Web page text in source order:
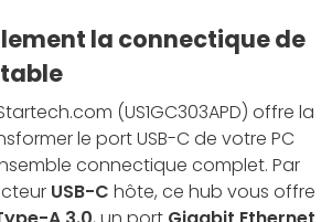
la connectique de
(US1GC303APD) offre la
le port USB-C de votre PC
connectique complet. Par
USB-C hôte, ce hub vous offre